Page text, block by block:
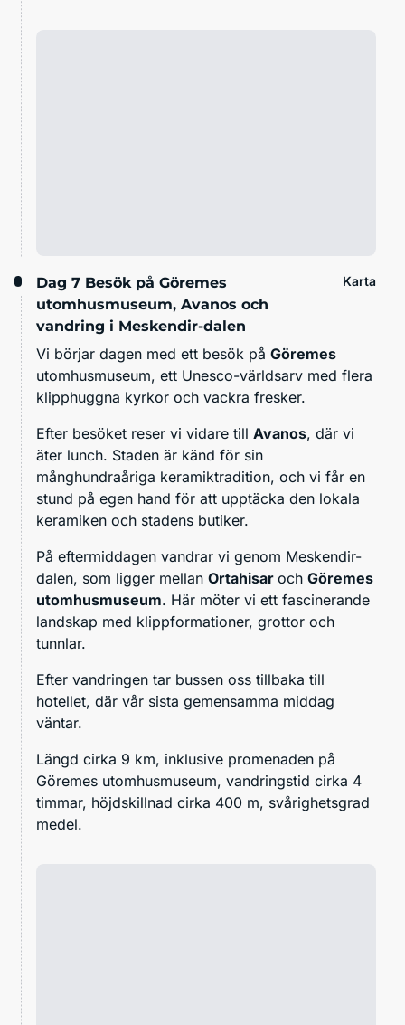
Dag 7 Besök på Göremes
utomhusmuseum, Avanos och
vandring i Meskendir-dalen
Karta
Vi börjar dagen med ett besök på Göremes
utomhusmuseum, ett Unesco-världsarv med flera
klipphuggna kyrkor och vackra fresker.
Efter besöket reser vi vidare till Avanos, där vi
äter lunch. Staden är känd för sin
månghundraåriga keramiktradition, och vi får en
stund på egen hand för att upptäcka den lokala
keramiken och stadens butiker.
På eftermiddagen vandrar vi genom Meskendir-
dalen, som ligger mellan Ortahisar och Göremes
utomhusmuseum. Här möter vi ett fascinerande
landskap med klippformationer, grottor och
tunnlar.
Efter vandringen tar bussen oss tillbaka till
hotellet, där vår sista gemensamma middag
väntar.
Längd cirka 9 km, inklusive promenaden på
Göremes utomhusmuseum, vandringstid cirka 4
timmar, höjdskillnad cirka 400 m, svårighetsgrad
medel.